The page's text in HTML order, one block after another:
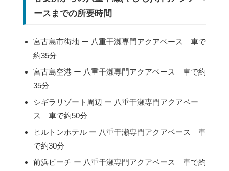
ースまでの所要時間
宮古島市街地 ー 八重干瀬専門アクアベース 車で
約35分
宮古島空港 ー 八重干瀬専門アクアベース 車で約
35分
シギラリゾート周辺 ー 八重干瀬専門アクアベー
ス 車で約50分
ヒルトンホテル ー 八重干瀬専門アクアベース 車
で約30分
前浜ビーチ ー 八重干瀬専門アクアベース 車で約